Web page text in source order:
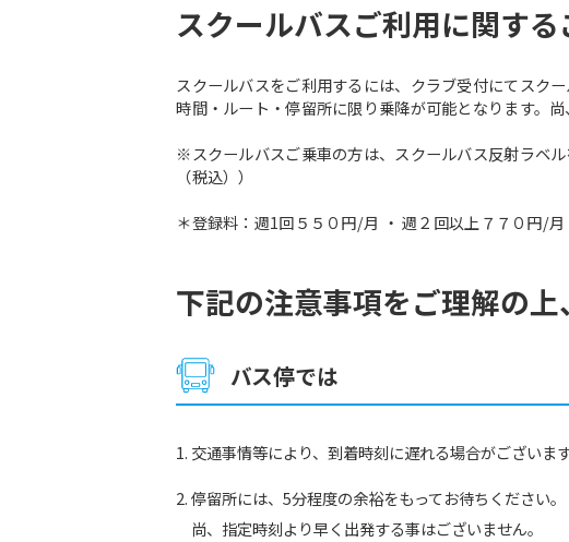
スクールバスご利用に関する
スクールバスをご利用するには、クラブ受付にてスク
時間・ルート・停留所に限り乗降が可能となります。
※スクールバスご乗車の方は、スクールバス反射ラベ
（税込））
＊登録料：週1回５５０円/月 ・ 週２回以上７７０円/月
下記の注意事項をご理解の
バス停では
交通事情等により、到着時刻に遅れる場合がございま
停留所には、5分程度の余裕をもってお待ちください。
尚、指定時刻より早く出発する事はございません。